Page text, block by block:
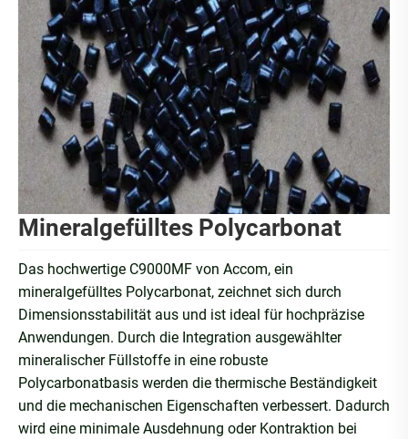
Mineralgefülltes Polycarbonat
Das hochwertige C9000MF von Accom, ein
mineralgefülltes Polycarbonat, zeichnet sich durch
Dimensionsstabilität aus und ist ideal für hochpräzise
Anwendungen. Durch die Integration ausgewählter
mineralischer Füllstoffe in eine robuste
Polycarbonatbasis werden die thermische Beständigkeit
und die mechanischen Eigenschaften verbessert. Dadurch
wird eine minimale Ausdehnung oder Kontraktion bei